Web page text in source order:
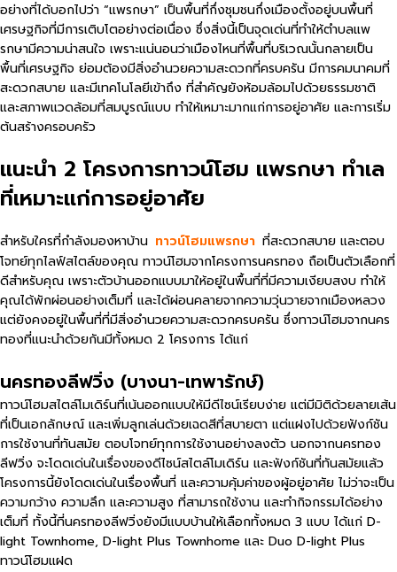
อย่างที่ได้บอกไปว่า “แพรกษา” เป็นพื้นที่กึ่งชุมชนกึ่งเมืองตั้งอยู่บนพื้นที่
เศรษฐกิจที่มีการเติบโตอย่างต่อเนื่อง ซึ่งสิ่งนี้เป็นจุดเด่นที่ทำให้ตำบลแพ
รกษามีความน่าสนใจ เพราะแน่นอนว่าเมืองไหนที่พื้นที่บริเวณนั้นกลายเป็น
พื้นที่เศรษฐกิจ ย่อมต้องมีสิ่งอำนวยความสะดวกที่ครบครัน มีการคมนาคมที่
สะดวกสบาย และมีเทคโนโลยีเข้าถึง ที่สำคัญยังห้อมล้อมไปด้วยธรรมชาติ
และสภาพแวดล้อมที่สมบูรณ์แบบ ทำให้เหมาะมากแก่การอยู่อาศัย และการเริ่ม
ต้นสร้างครอบครัว
แนะนำ 2 โครงการทาวน์โฮม แพรกษา ทำเล
ที่เหมาะแก่การอยู่อาศัย
สำหรับใครที่กำลังมองหาบ้าน ทาวน์โฮมแพรกษา ที่สะดวกสบาย และตอบ
โจทย์ทุกไลฟ์สไตล์ของคุณ ทาวน์โฮมจากโครงการนครทอง ถือเป็นตัวเลือกที่
ดีสำหรับคุณ เพราะตัวบ้านออกแบบมาให้อยู่ในพื้นที่ที่มีความเงียบสงบ ทำให้
คุณได้พักผ่อนอย่างเต็มที่ และได้ผ่อนคลายจากความวุ่นวายจากเมืองหลวง
แต่ยังคงอยู่ในพื้นที่ที่มีสิ่งอำนวยความสะดวกครบครัน ซึ่งทาวน์โฮมจากนคร
ทองที่แนะนำด้วยกันมีทั้งหมด 2 โครงการ ได้แก่
นครทองลีฟวิ่ง (บางนา-เทพารักษ์)
ทาวน์โฮมสไตล์โมเดิร์นที่เน้นออกแบบให้มีดีไซน์เรียบง่าย แต่มีมิติด้วยลายเส้น
ที่เป็นเอกลักษณ์ และเพิ่มลูกเล่นด้วยเฉดสีที่สบายตา แต่แฝงไปด้วยฟังก์ชัน
การใช้งานที่ทันสมัย ตอบโจทย์ทุกการใช้งานอย่างลงตัว นอกจากนครทอง
ลีฟวิ่ง จะโดดเด่นในเรื่องของดีไซน์สไตล์โมเดิร์น และฟังก์ชันที่ทันสมัยแล้ว
โครงการนี้ยังโดดเด่นในเรื่องพื้นที่ และความคุ้มค่าของผู้อยู่อาศัย ไม่ว่าจะเป็น
ความกว้าง ความลึก และความสูง ที่สามารถใช้งาน และทำกิจกรรมได้อย่าง
เต็มที่ ทั้งนี้ที่นครทองลีฟวิ่งยังมีแบบบ้านให้เลือกทั้งหมด 3 แบบ ได้แก่ D-
light Townhome, D-light Plus Townhome และ Duo D-light Plus
ทาวน์โฮมแฝด